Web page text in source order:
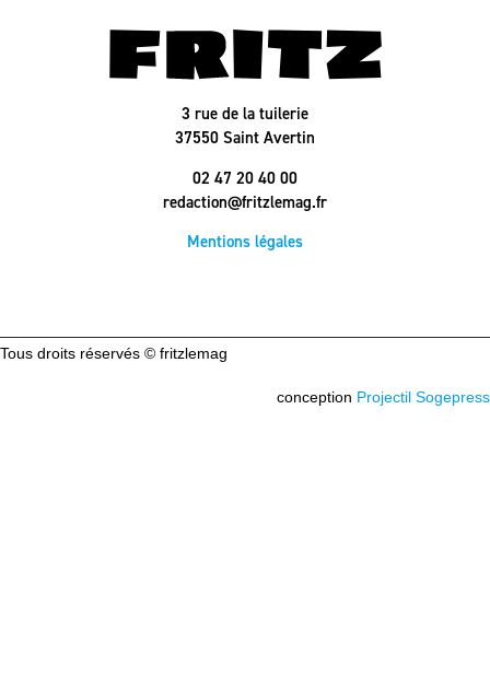
3 rue de la tuilerie
37550 Saint Avertin
02 47 20 40 00
redaction@fritzlemag.fr
Mentions légales
Tous droits réservés © fritzlemag
conception Projectil Sogepress